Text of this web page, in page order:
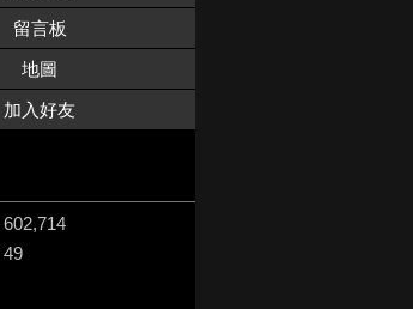
留言板
地圖
加入好友
602,714
49